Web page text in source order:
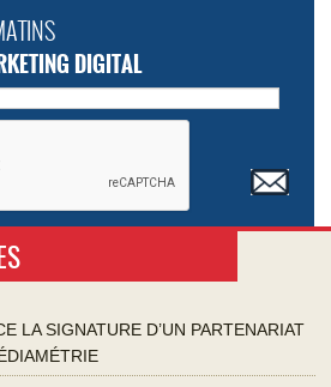
DIGITAL
LA SIGNATURE D’UN PARTENARIAT